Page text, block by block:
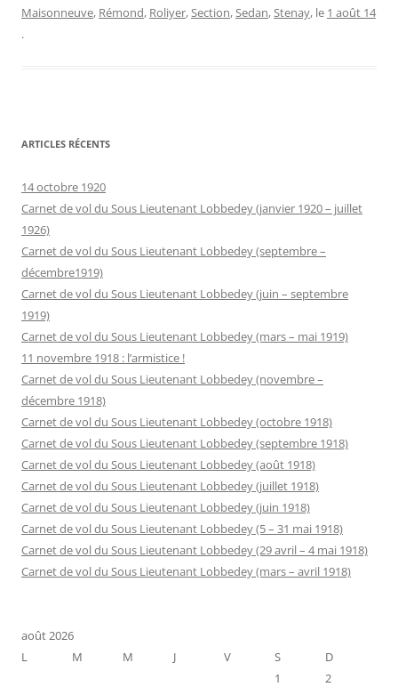
Maisonneuve, Rémond, Roliyer,Section,Sedan,Stenay, le 1 août 14
.
ARTICLES RÉCENTS
14 octobre 1920
Carnet de vol du Sous Lieutenant Lobbedey (janvier 1920 – juillet
1926)
Carnet de vol du Sous Lieutenant Lobbedey (septembre –
décembre1919)
Carnet de vol du Sous Lieutenant Lobbedey (juin – septembre
1919)
Carnet de vol du Sous Lieutenant Lobbedey (mars – mai 1919)
11 novembre 1918 : l’armistice !
Carnet de vol du Sous Lieutenant Lobbedey (novembre –
décembre 1918)
Carnet de vol du Sous Lieutenant Lobbedey (octobre 1918)
Carnet de vol du Sous Lieutenant Lobbedey (septembre 1918)
Carnet de vol du Sous Lieutenant Lobbedey (août 1918)
Carnet de vol du Sous Lieutenant Lobbedey (juillet 1918)
Carnet de vol du Sous Lieutenant Lobbedey (juin 1918)
Carnet de vol du Sous Lieutenant Lobbedey (5 – 31 mai 1918)
Carnet de vol du Sous Lieutenant Lobbedey (29 avril – 4 mai 1918)
Carnet de vol du Sous Lieutenant Lobbedey (mars – avril 1918)
août 2026
L
M M J V S
D
1
2